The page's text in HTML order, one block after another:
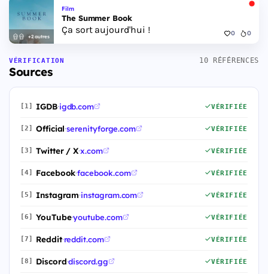
+2 autres
Film
The Summer Book
Ça sort aujourd'hui ! 0 0
VÉRIFICATION
Sources
10 RÉFÉRENCES
[1] IGDB·igdb.com VÉRIFIÉE
[2] Official·serenityforge.com VÉRIFIÉE
[3] Twitter / X·x.com VÉRIFIÉE
[4] Facebook·facebook.com VÉRIFIÉE
[5] Instagram·instagram.com VÉRIFIÉE
[6] YouTube·youtube.com VÉRIFIÉE
[7] Reddit·reddit.com VÉRIFIÉE
[8] Discord·discord.gg VÉRIFIÉE